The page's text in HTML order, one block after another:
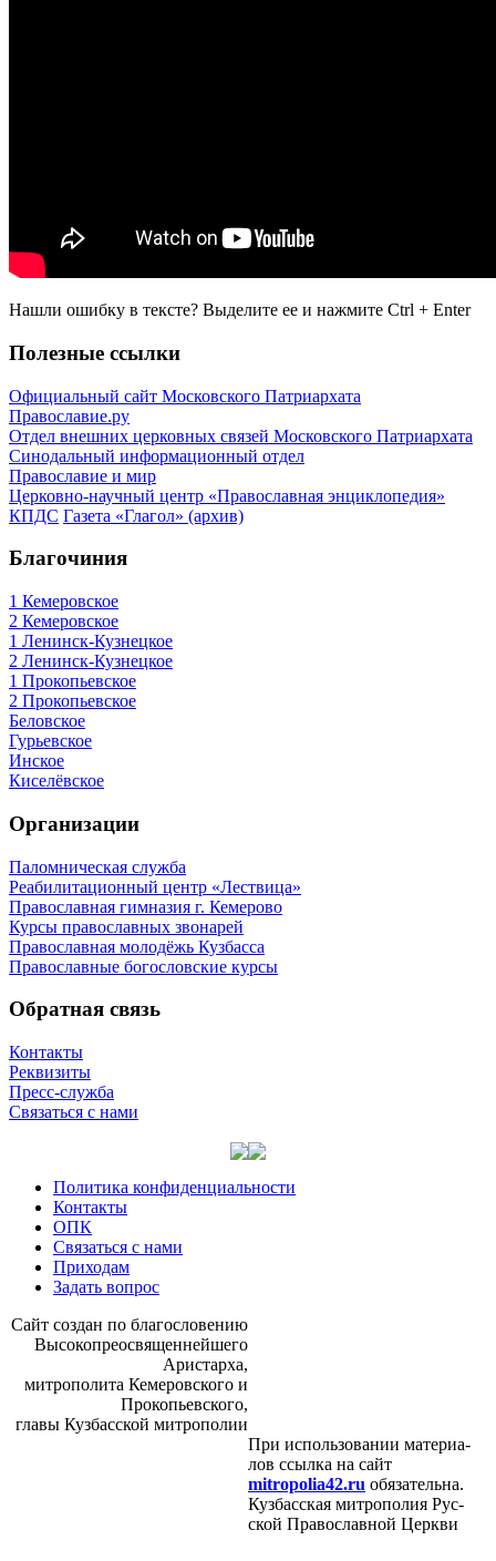
Нашли ошибку в тексте? Выделите ее и нажмите Ctrl + Enter
Полезные ссылки
Официальный сайт Московского Патриархата
Православие.ру
Отдел внешних церковных связей Московского Патриархата
Синодальный информационный отдел
Православие и мир
Церковно-научный центр «Православная энциклопедия»
КПДС Газета «Глагол» (архив)
Благочиния
1 Кемеровское
2 Кемеровское
1 Ленинск-Кузнецкое
2 Ленинск-Кузнецкое
1 Прокопьевское
2 Прокопьевское
Беловское
Гурьевское
Инское
Киселёвское
Организации
Паломническая служба
Реабилитационный центр «Лествица»
Православная гимназия г. Кемерово
Курсы православных звонарей
Православная молодёжь Кузбасса
Православные богословские курсы
Обратная связь
Контакты
Реквизиты
Пресс-служба
Связаться с нами
Политика конфиденциальности
Контакты
ОПК
Связаться с нами
Приходам
Задать вопрос
Сайт со­здан по бла­го­сло­ве­нию
Вы­со­ко­прео­свя­щен­ней­ше­го
Ари­стар­ха,
мит­ро­по­ли­та Ке­ме­ров­ско­го и
Про­ко­пьев­ско­го,
гла­вы Куз­бас­ской мит­ро­по­лии
При ис­поль­зо­ва­нии ма­те­ри­а­
лов ссыл­ка на сайт
mitropolia42.ru обя­за­тель­на.
Куз­бас­ская мит­ро­по­лия Рус­
ской Пра­во­слав­ной Церк­ви